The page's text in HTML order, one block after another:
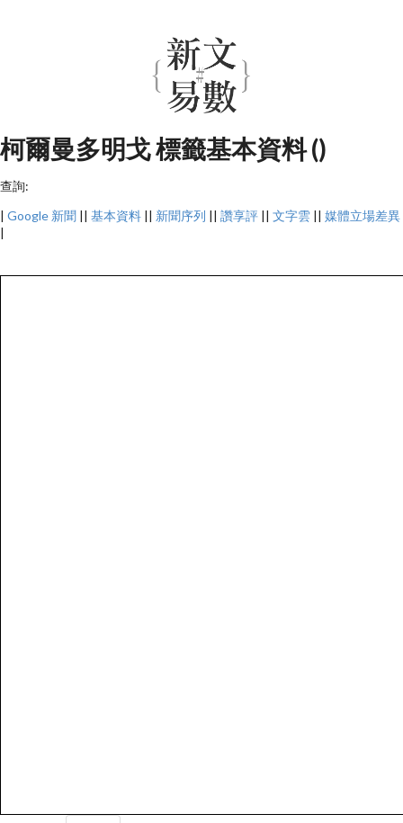
柯爾曼多明戈 標籤基本資料 ()
查詢:
| Google 新聞 || 基本資料 || 新聞序列 || 讚享評 || 文字雲 || 媒體立場差異
|